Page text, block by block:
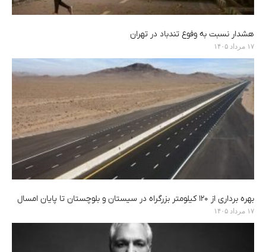
هشدار نسبت به وفوع تندباد در تهران
۱۷ مرداد ۱۴۰۵
بهره برداری از ۱۲۰ کیلومتر بزرگراه در سیستان و بلوچستان تا پایان امسال
۱۷ مرداد ۱۴۰۵